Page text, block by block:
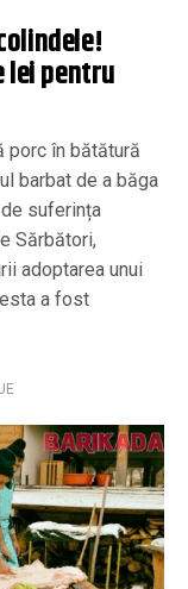
lei pentru
porc în bătătură
barbat de a băga
suferința
Sărbători,
adoptarea unui
a fost